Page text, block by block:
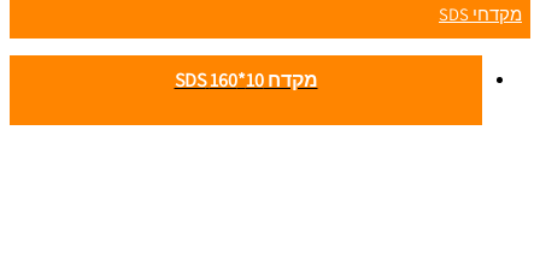
מקדחי SDS
מקדח 10*160 SDS